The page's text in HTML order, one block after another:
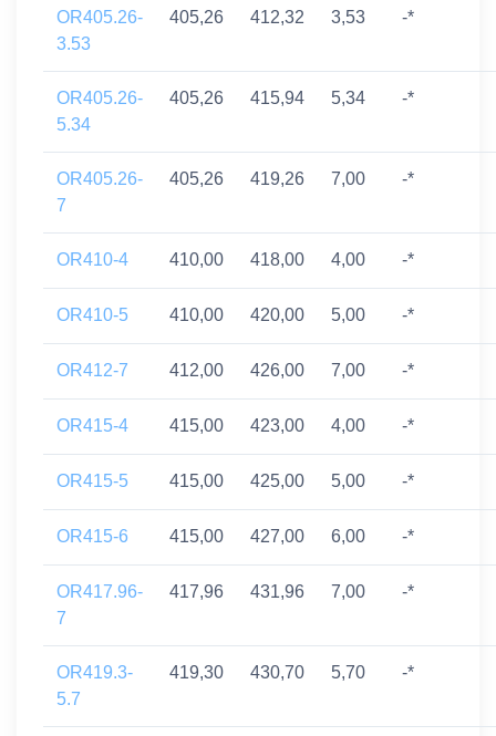
OR405.26-
3.53
405,26 412,32 3,53 -*
OR405.26-
5.34
405,26 415,94 5,34 -*
OR405.26-
7
405,26 419,26 7,00 -*
OR410-4 410,00 418,00 4,00 -*
OR410-5 410,00 420,00 5,00 -*
OR412-7 412,00 426,00 7,00 -*
OR415-4 415,00 423,00 4,00 -*
OR415-5 415,00 425,00 5,00 -*
OR415-6 415,00 427,00 6,00 -*
OR417.96-
7
417,96 431,96 7,00 -*
OR419.3-
5.7
419,30 430,70 5,70 -*